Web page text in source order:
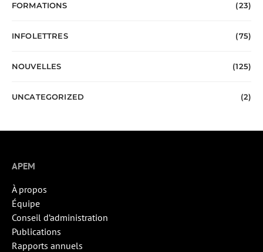
FORMATIONS (23)
INFOLETTRES (75)
NOUVELLES (125)
UNCATEGORIZED (2)
APEM
À propos
Équipe
Conseil d’administration
Publications
Rapports annuels